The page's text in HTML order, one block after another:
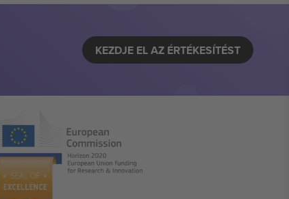
KEZDJE EL AZ ÉRTÉKESÍTÉST